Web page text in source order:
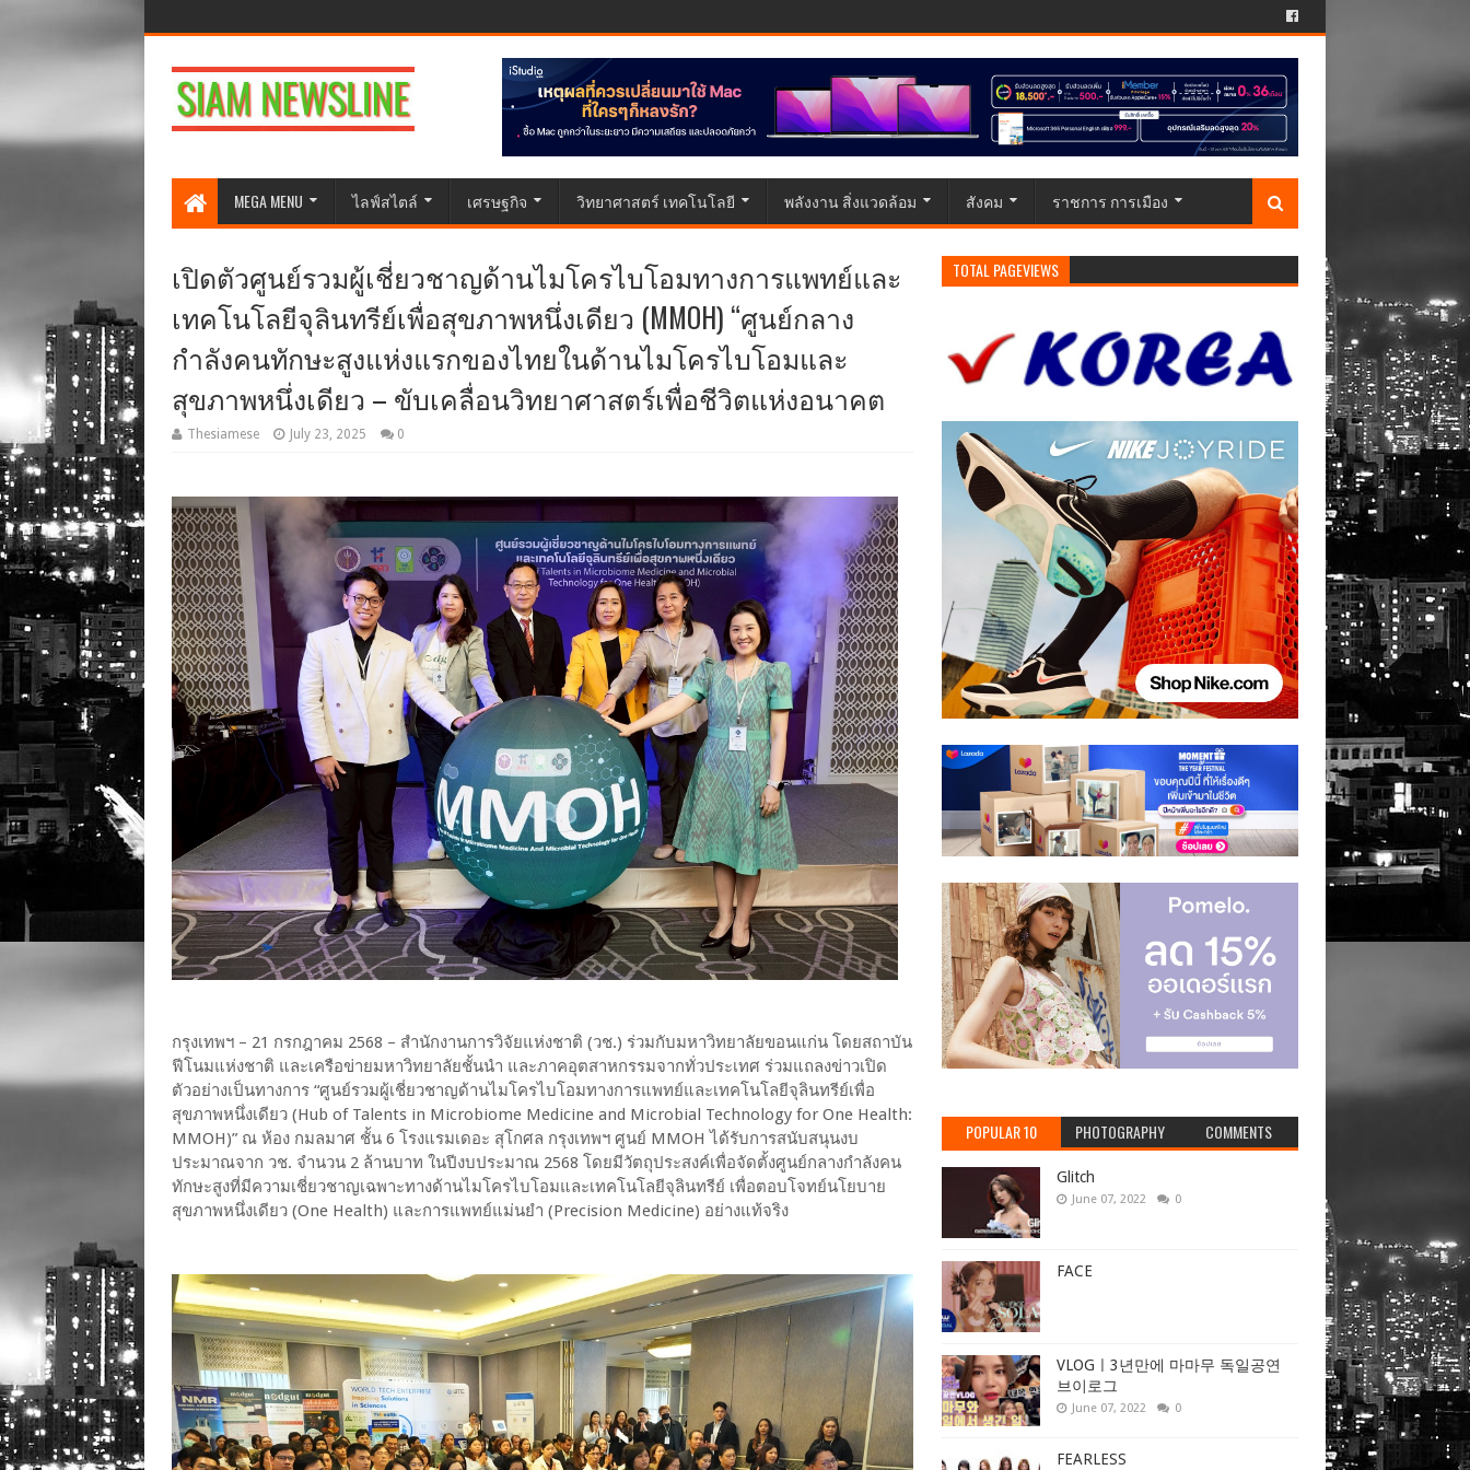
MEGA MENU ไลฟ์สไตล์ เศรษฐกิจ วิทยาศาสตร์ เทคโนโลยี พลังงาน สิ่งแวดล้อม สังคม ราชการ การเมือง
เปิดตัวศูนย์รวมผู้เชี่ยวชาญด้านไมโครไบโอมทางการแพทย์และ
เทคโนโลยีจุลินทรีย์เพื่อสุขภาพหนึ่งเดียว (MMOH) “ศูนย์กลาง
กำลังคนทักษะสูงแห่งแรกของไทยในด้านไมโครไบโอมและ
สุขภาพหนึ่งเดียว – ขับเคลื่อนวิทยาศาสตร์เพื่อชีวิตแห่งอนาคต
Thesiamese July 23, 2025 0
กรุงเทพฯ – 21 กรกฎาคม 2568 – สำนักงานการวิจัยแห่งชาติ (วช.) ร่วมกับมหาวิทยาลัยขอนแก่น โดยสถาบัน
ฟีโนมแห่งชาติ และเครือข่ายมหาวิทยาลัยชั้นนำ และภาคอุตสาหกรรมจากทั่วประเทศ ร่วมแถลงข่าวเปิด
ตัวอย่างเป็นทางการ “ศูนย์รวมผู้เชี่ยวชาญด้านไมโครไบโอมทางการแพทย์และเทคโนโลยีจุลินทรีย์เพื่อ
สุขภาพหนึ่งเดียว (Hub of Talents in Microbiome Medicine and Microbial Technology for One Health:
MMOH)” ณ ห้อง กมลมาศ ชั้น 6 โรงแรมเดอะ สุโกศล กรุงเทพฯ ศูนย์ MMOH ได้รับการสนับสนุนงบ
ประมาณจาก วช. จำนวน 2 ล้านบาท ในปีงบประมาณ 2568 โดยมีวัตถุประสงค์เพื่อจัดตั้งศูนย์กลางกำลังคน
ทักษะสูงที่มีความเชี่ยวชาญเฉพาะทางด้านไมโครไบโอมและเทคโนโลยีจุลินทรีย์ เพื่อตอบโจทย์นโยบาย
สุขภาพหนึ่งเดียว (One Health) และการแพทย์แม่นยำ (Precision Medicine) อย่างแท้จริง
TOTAL PAGEVIEWS
POPULAR 10 PHOTOGRAPHY COMMENTS
Glitch
June 07, 2022 0
FACE
VLOGㅣ3년만에 마마무 독일공연
브이로그
June 07, 2022 0
FEARLESS